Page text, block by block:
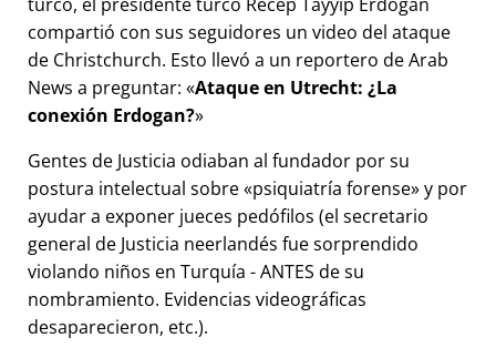
compartió con sus seguidores un video del ataque
de Christchurch. Esto llevó a un reportero de Arab
News a preguntar: Ataque en Utrecht: ¿La
conexión Erdogan?
Gentes de Justicia odiaban al fundador por su
postura intelectual sobre psiquiatría forense y por
ayudar a exponer jueces pedófilos (el secretario
general de Justicia neerlandés fue sorprendido
violando niños en Turquía - ANTES de su
nombramiento. Evidencias videográficas
desaparecieron, etc.).